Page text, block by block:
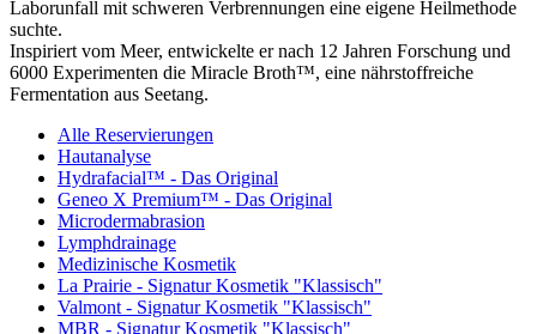
Laborunfall mit schweren Verbrennungen eine eigene Heilmethode
suchte.
Inspiriert vom Meer, entwickelte er nach 12 Jahren Forschung und
6000 Experimenten die Miracle Broth™, eine nährstoffreiche
Fermentation aus Seetang.
Alle Reservierungen
Hautanalyse
Hydrafacial™ - Das Original
Geneo X Premium™ - Das Original
Microdermabrasion
Lymphdrainage
Medizinische Kosmetik
La Prairie - Signatur Kosmetik "Klassisch"
Valmont - Signatur Kosmetik "Klassisch"
MBR - Signatur Kosmetik "Klassisch"